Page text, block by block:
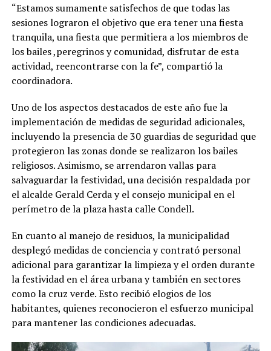
“Estamos sumamente satisfechos de que todas las
sesiones lograron el objetivo que era tener una fiesta
tranquila, una fiesta que permitiera a los miembros de
los bailes ,peregrinos y comunidad, disfrutar de esta
actividad, reencontrarse con la fe”, compartió la
coordinadora.
Uno de los aspectos destacados de este año fue la
implementación de medidas de seguridad adicionales,
incluyendo la presencia de 30 guardias de seguridad que
protegieron las zonas donde se realizaron los bailes
religiosos. Asimismo, se arrendaron vallas para
salvaguardar la festividad, una decisión respaldada por
el alcalde Gerald Cerda y el consejo municipal en el
perímetro de la plaza hasta calle Condell.
En cuanto al manejo de residuos, la municipalidad
desplegó medidas de conciencia y contrató personal
adicional para garantizar la limpieza y el orden durante
la festividad en el área urbana y también en sectores
como la cruz verde. Esto recibió elogios de los
habitantes, quienes reconocieron el esfuerzo municipal
para mantener las condiciones adecuadas.